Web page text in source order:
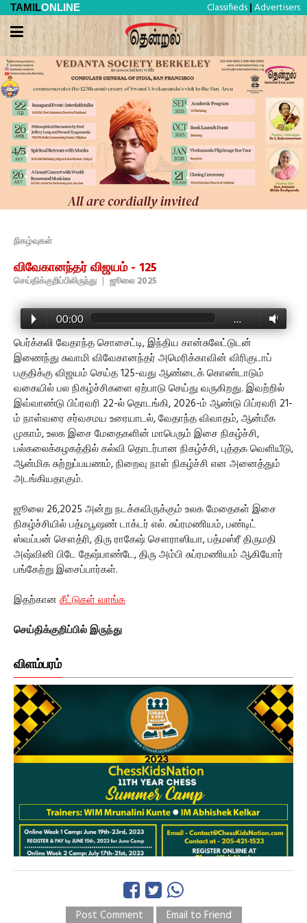
TAMILONLINE Classifieds | Advertisers
நிகழ்வுகள்
விவேகானந்தர் விஜயம் - 125
செய்திக்குறிப்பிலிருந்து | ஜூலை 2025
00:00 …
பெர்க்கலி வேதாந்த சொசைட்டி, இந்திய கான்சுலேட்டுடன்
இணைந்து சுவாமி விவேகானந்தர் அமெரிக்காவின் விரிகுடாப்
பகுதிக்கு விஜயம் செய்த 125-வது ஆண்டைக் கொண்டாடும்
வகையில் பல நிகழ்ச்சிகளை ஏற்பாடு செய்து வருகிறது. இவற்றில்
இவ்வாண்டு பிப்ரவரி 22-ல் தொடங்கி, 2026-ம் ஆண்டு பிப்ரவரி 21-
ம் நாள்வரை சர்வசமய உரையாடல், வேதாந்த விவாதம், ஆன்மீக
முகாம், உலக இசை மேதைகளின் மாபெரும் இசை நிகழ்ச்சி,
பல்கலைக்கழகத்தில் கல்வி தொடர்பான நிகழ்ச்சி, புத்தக வெளியீடு,
ஆன்மிக சுற்றுப்பயணம், நிறைவு நாள் நிகழ்ச்சி என அனைத்தும்
அடங்கியதாகும்.
ஜூலை 26,2025 அன்று நடக்கவிருக்கும் உலக மேதைகள் இசை
நிகழ்ச்சியில் பத்மபூஷண் டாக்டர் எல். சுப்ரமணியம், பண்டிட்
ஸ்வப்பன் சௌத்ரி, திரு ராகேஷ் சௌராஸியா, பத்மஸ்ரீ திருமதி
அஷ்வினி பிடே தேஷ்பாண்டே, திரு அம்பி சுப்ரமணியம் ஆகியோர்
பங்கேற்று இசைப்பார்கள்.
இதற்கான சீட்டுகள் வாங்க
செய்திக்குறிப்பில் இருந்து
விளம்பரம்
Post Comment Email to Friend